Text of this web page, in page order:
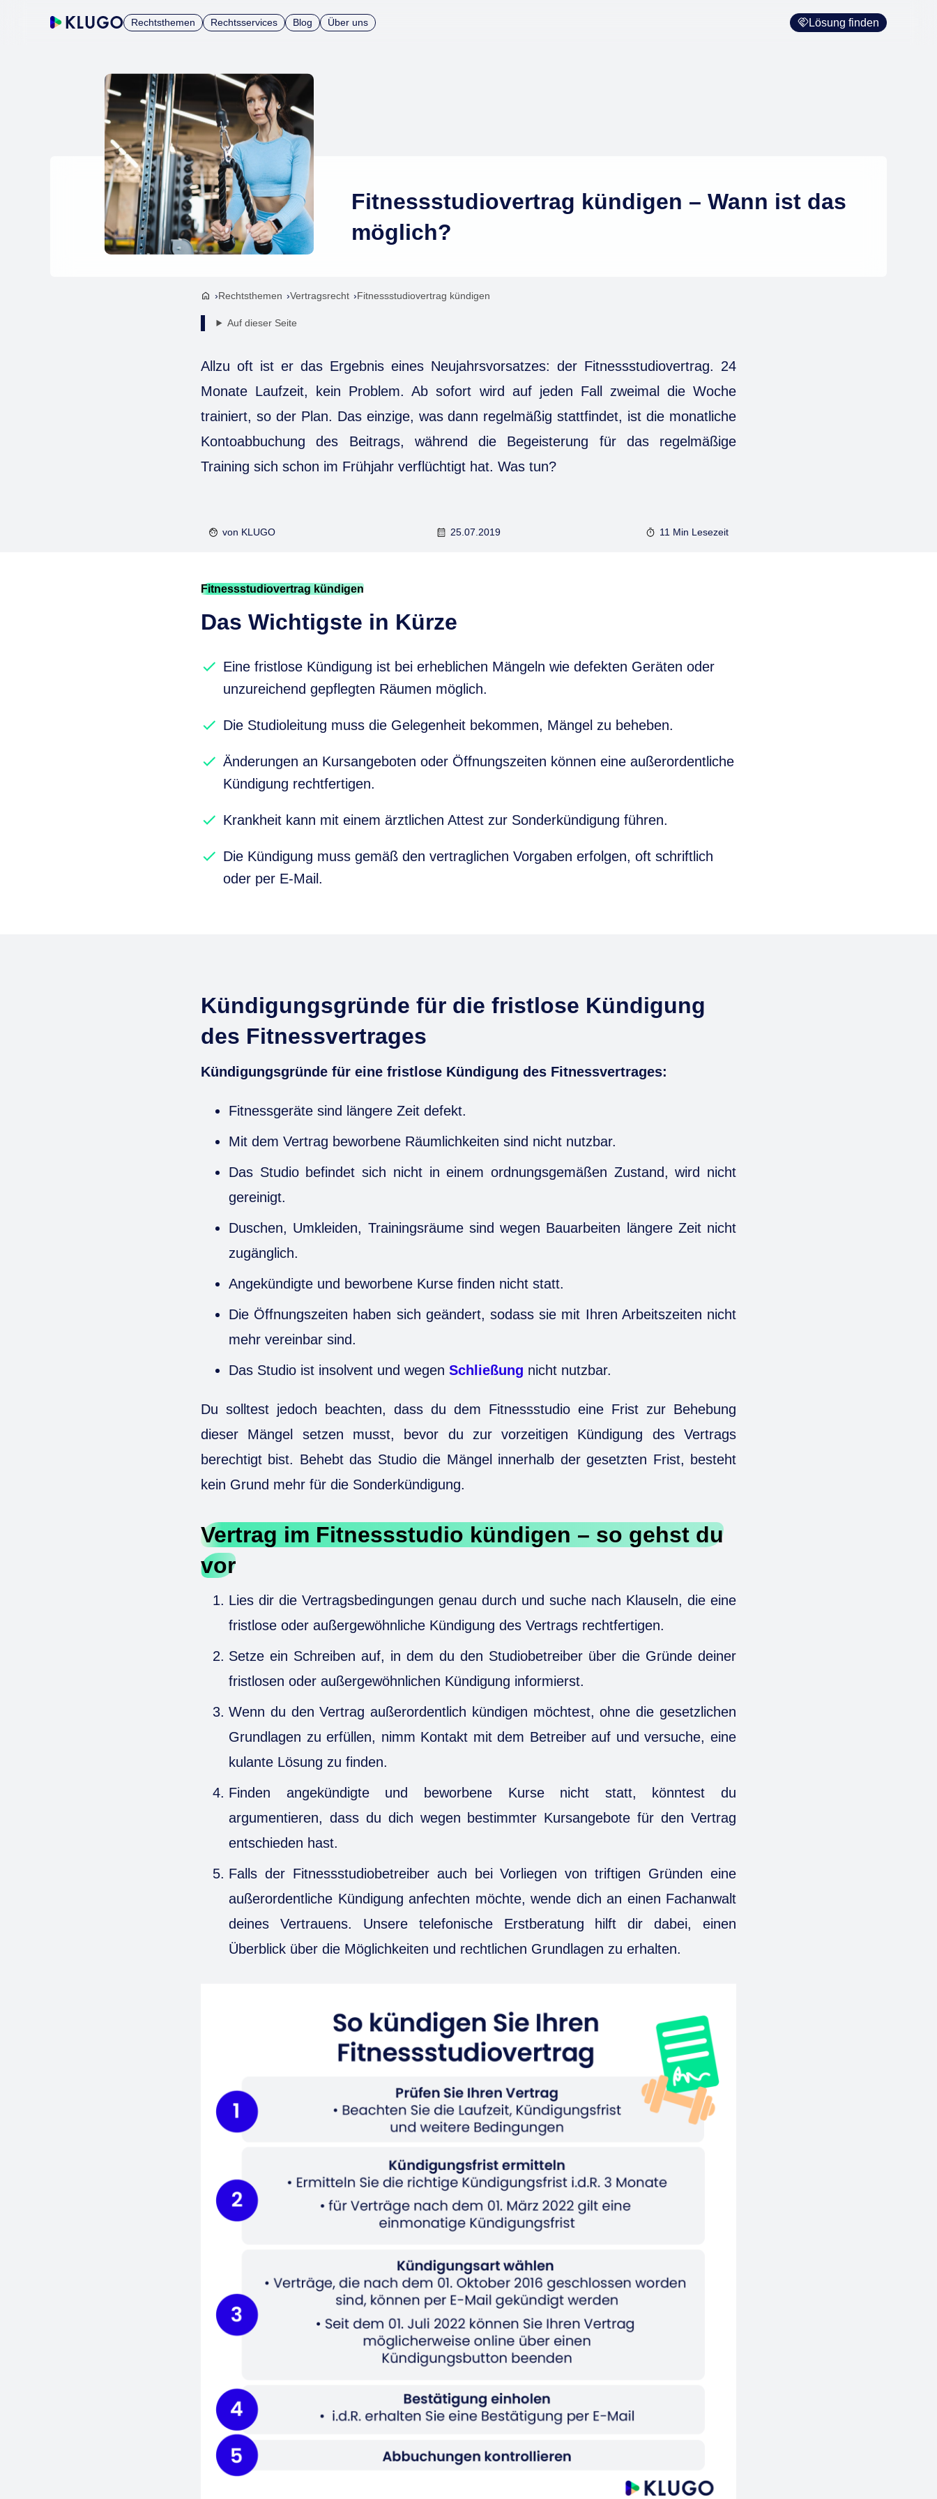
Rechtsthemen Rechtsservices Blog Über uns Lösung finden
Fitnessstudiovertrag kündigen – Wann ist das
möglich?
Rechtsthemen Vertragsrecht Fitnessstudiovertrag kündigen
Auf dieser Seite
Allzu oft ist er das Ergebnis eines Neujahrsvorsatzes: der Fitnessstudiovertrag. 24
Monate Laufzeit, kein Problem. Ab sofort wird auf jeden Fall zweimal die Woche
trainiert, so der Plan. Das einzige, was dann regelmäßig stattfindet, ist die monatliche
Kontoabbuchung des Beitrags, während die Begeisterung für das regelmäßige
Training sich schon im Frühjahr verflüchtigt hat. Was tun?
von KLUGO 25.07.2019 11 Min Lesezeit
Fitnessstudiovertrag kündigen
Das Wichtigste in Kürze
Eine fristlose Kündigung ist bei erheblichen Mängeln wie defekten Geräten oder
unzureichend gepflegten Räumen möglich.
Die Studioleitung muss die Gelegenheit bekommen, Mängel zu beheben.
Änderungen an Kursangeboten oder Öffnungszeiten können eine außerordentliche
Kündigung rechtfertigen.
Krankheit kann mit einem ärztlichen Attest zur Sonderkündigung führen.
Die Kündigung muss gemäß den vertraglichen Vorgaben erfolgen, oft schriftlich
oder per E-Mail.
Kündigungsgründe für die fristlose Kündigung
des Fitnessvertrages
Kündigungsgründe für eine fristlose Kündigung des Fitnessvertrages:
Fitnessgeräte sind längere Zeit defekt.
Mit dem Vertrag beworbene Räumlichkeiten sind nicht nutzbar.
Das Studio befindet sich nicht in einem ordnungsgemäßen Zustand, wird nicht
gereinigt.
Duschen, Umkleiden, Trainingsräume sind wegen Bauarbeiten längere Zeit nicht
zugänglich.
Angekündigte und beworbene Kurse finden nicht statt.
Die Öffnungszeiten haben sich geändert, sodass sie mit Ihren Arbeitszeiten nicht
mehr vereinbar sind.
Das Studio ist insolvent und wegen Schließung nicht nutzbar.
Du solltest jedoch beachten, dass du dem Fitnessstudio eine Frist zur Behebung
dieser Mängel setzen musst, bevor du zur vorzeitigen Kündigung des Vertrags
berechtigt bist. Behebt das Studio die Mängel innerhalb der gesetzten Frist, besteht
kein Grund mehr für die Sonderkündigung.
Vertrag im Fitnessstudio kündigen – so gehst du
vor
Lies dir die Vertragsbedingungen genau durch und suche nach Klauseln, die eine
fristlose oder außergewöhnliche Kündigung des Vertrags rechtfertigen.
Setze ein Schreiben auf, in dem du den Studiobetreiber über die Gründe deiner
fristlosen oder außergewöhnlichen Kündigung informierst.
Wenn du den Vertrag außerordentlich kündigen möchtest, ohne die gesetzlichen
Grundlagen zu erfüllen, nimm Kontakt mit dem Betreiber auf und versuche, eine
kulante Lösung zu finden.
Finden angekündigte und beworbene Kurse nicht statt, könntest du
argumentieren, dass du dich wegen bestimmter Kursangebote für den Vertrag
entschieden hast.
Falls der Fitnessstudiobetreiber auch bei Vorliegen von triftigen Gründen eine
außerordentliche Kündigung anfechten möchte, wende dich an einen Fachanwalt
deines Vertrauens. Unsere telefonische Erstberatung hilft dir dabei, einen
Überblick über die Möglichkeiten und rechtlichen Grundlagen zu erhalten.